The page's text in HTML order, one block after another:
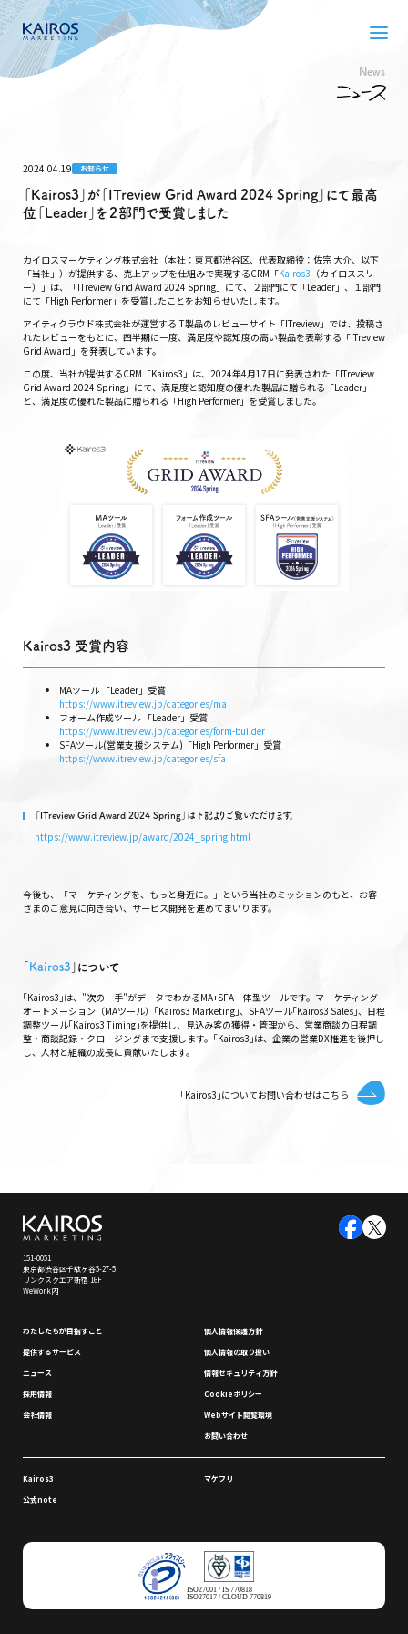
News
2024.04.19 お知らせ
「Kairos3」が「ITreview Grid Award 2024 Spring」にて最高
位「Leader」を２部門で受賞しました
カイロスマーケティング株式会社（本社：東京都渋谷区、代表取締役：佐宗 大介、以下
「当社」）が提供する、売上アップを仕組みで実現するCRM「Kairos3 （カイロススリ
ー）」は、「ITreview Grid Award 2024 Spring」にて、２部門にて「Leader」、１部門
にて「High Performer」を受賞したことをお知らせいたします。
アイティクラウド株式会社が運営するIT製品のレビューサイト「ITreview」では、投稿さ
れたレビューをもとに、四半期に一度、満足度や認知度の高い製品を表彰する「ITreview
Grid Award」を発表しています。
この度、当社が提供するCRM「Kairos3」は、2024年4月17日に発表された「ITreview
Grid Award 2024 Spring」にて、満足度と認知度の優れた製品に贈られる「Leader」
と、満足度の優れた製品に贈られる「High Performer」を受賞しました。
Kairos3 受賞内容
MAツール 「Leader」受賞
https://www.itreview.jp/categories/ma
フォーム作成ツール 「Leader」受賞
https://www.itreview.jp/categories/form-builder
SFAツール(営業支援システム)「High Performer」受賞
https://www.itreview.jp/categories/sfa
「ITreview Grid Award 2024 Spring」は下記よりご覧いただけます。
https://www.itreview.jp/award/2024_spring.html
今後も、「マーケティングを、もっと身近に。」という当社のミッションのもと、お客
さまのご意見に向き合い、サービス開発を進めてまいります。
Kairos3 ｣について
｢Kairos3｣は、"次の一手"がデータでわかるMA+SFA一体型ツールです。マーケティング
オートメーション（MAツール）｢Kairos3 Marketing｣、SFAツール｢Kairos3 Sales｣、日程
調整ツール｢Kairos3 Timing｣を提供し、見込み客の獲得・管理から、営業商談の日程調
整・商談記録・クロージングまで支援します。｢Kairos3｣は、企業の営業DX推進を後押し
し、人材と組織の成長に貢献いたします。
｢Kairos3｣についてお問い合わせはこちら
151-0051
東京都渋谷区千駄ヶ谷5-27-5
リンクスクエア新宿 16F
WeWork内
わたしたちが⽬指すこと
提供するサービス
ニュース
採⽤情報
会社情報
個⼈情報保護⽅針
個⼈情報の取り扱い
情報セキュリティ⽅針
Cookieポリシー
Webサイト閲覧環境
お問い合わせ
Kairos3 マケフリ
公式note
ISO27001 / IS 770818
ISO27017 / CLOUD 770819